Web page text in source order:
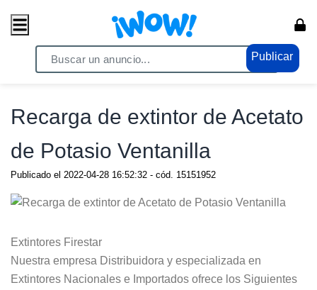
Publicar
/ Servicios / Servicios Generales
Recarga de extintor de Acetato
de Potasio Ventanilla
Publicado el 2022-04-28 16:52:32 - cód. 15151952
Extintores Firestar
Nuestra empresa Distribuidora y especializada en
Extintores Nacionales e Importados ofrece los Siguientes